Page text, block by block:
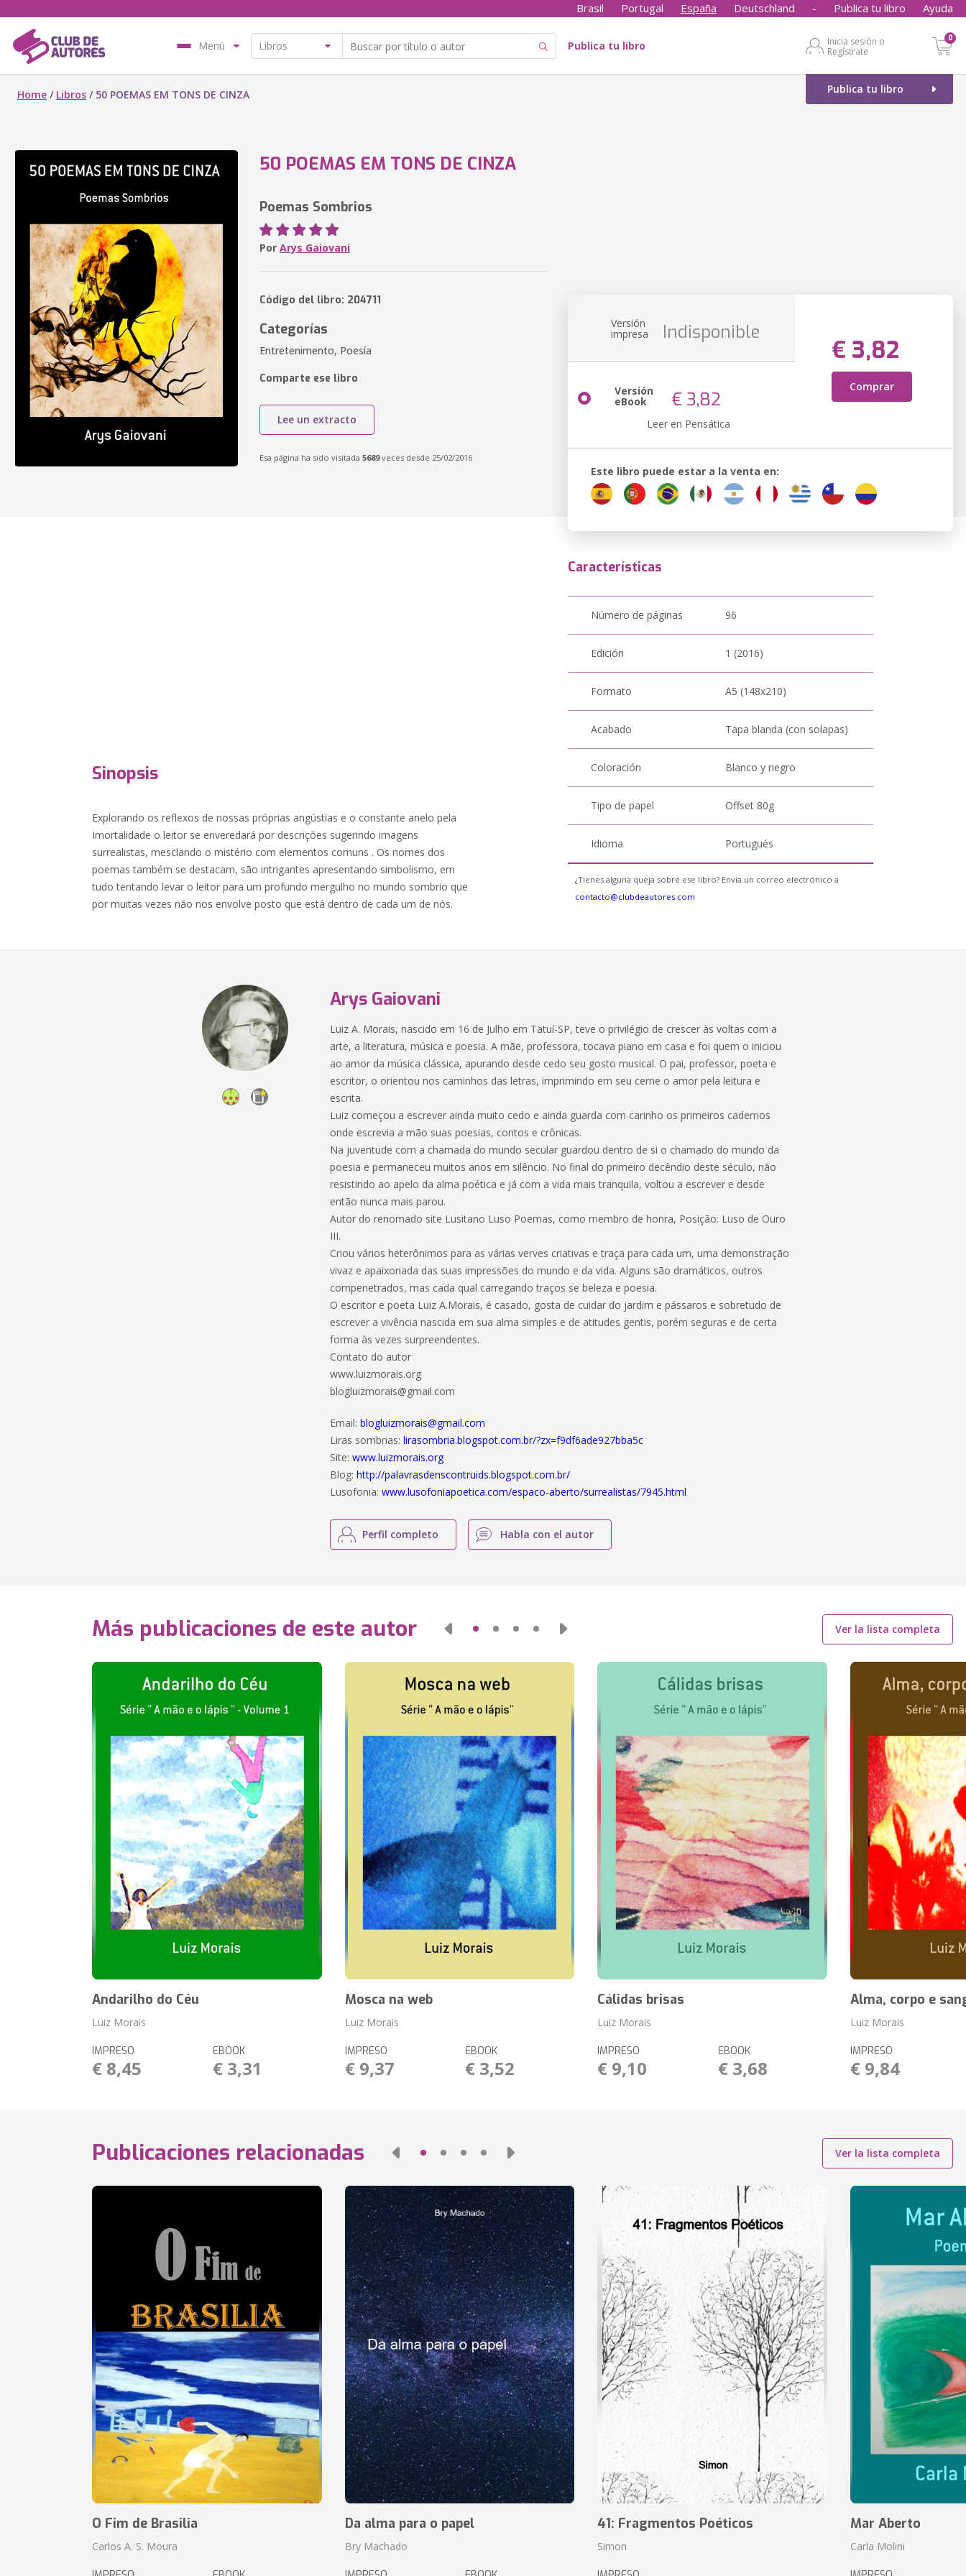
Brasil Portugal España Deutschland - Publica tu libro Ayuda
Menú Publica tu libro
Inicia sesión o
Regístrate
0
Publica tu libro
Home / Libros / 50 POEMAS EM TONS DE CINZA
50 POEMAS EM TONS DE CINZA
Poemas Sombrios
Por Arys Gaiovani
Código del libro: 204711
Categorías
Entretenimento, Poesía
Comparte ese libro
Lee un extracto
Esa página ha sido visitada 5689veces desde 25/02/2016
Versión
impresa Indisponible
€ 3,82
Comprar
Versión
eBook € 3,82
Leer en Pensática
Este libro puede estar a la venta en:
Sinopsis
Explorando os reflexos de nossas próprias angústias e o constante anelo pela
Imortalidade o leitor se enveredará por descrições sugerindo imagens
surrealistas, mesclando o mistério com elementos comuns . Os nomes dos
poemas também se destacam, são intrigantes apresentando simbolismo, em
tudo tentando levar o leitor para um profundo mergulho no mundo sombrio que
por muitas vezes não nos envolve posto que está dentro de cada um de nós.
Características
Número de páginas 96
Edición 1 (2016)
Formato A5 (148x210)
Acabado Tapa blanda (con solapas)
Coloración Blanco y negro
Tipo de papel Offset 80g
Idioma Portugués
¿Tienes alguna queja sobre ese libro? Envía un correo electrónico a
contacto@clubdeautores.com
Arys Gaiovani
Luiz A. Morais, nascido em 16 de Julho em Tatuí-SP, teve o privilégio de crescer às voltas com a
arte, a literatura, música e poesia. A mãe, professora, tocava piano em casa e foi quem o iniciou
ao amor da música clássica, apurando desde cedo seu gosto musical. O pai, professor, poeta e
escritor, o orientou nos caminhos das letras, imprimindo em seu cerne o amor pela leitura e
escrita.
Luiz começou a escrever ainda muito cedo e ainda guarda com carinho os primeiros cadernos
onde escrevia a mão suas poesias, contos e crônicas.
Na juventude com a chamada do mundo secular guardou dentro de si o chamado do mundo da
poesia e permaneceu muitos anos em silêncio. No final do primeiro decêndio deste século, não
resistindo ao apelo da alma poética e já com a vida mais tranquila, voltou a escrever e desde
então nunca mais parou.
Autor do renomado site Lusitano Luso Poemas, como membro de honra, Posição: Luso de Ouro
III.
Criou vários heterônimos para as várias verves criativas e traça para cada um, uma demonstração
vivaz e apaixonada das suas impressões do mundo e da vida. Alguns são dramáticos, outros
compenetrados, mas cada qual carregando traços se beleza e poesia.
O escritor e poeta Luiz A.Morais, é casado, gosta de cuidar do jardim e pássaros e sobretudo de
escrever a vivência nascida em sua alma simples e de atitudes gentis, porém seguras e de certa
forma às vezes surpreendentes.
Contato do autor
www.luizmorais.org
blogluizmorais@gmail.com
Email:blogluizmorais@gmail.com
Liras sombrias:lirasombria.blogspot.com.br/?zx=f9df6ade927bba5c
Site:www.luizmorais.org
Blog:http://palavrasdenscontruids.blogspot.com.br/
Lusofonia:www.lusofoniapoetica.com/espaco-aberto/surrealistas/7945.html
Perfil completo Habla con el autor
Más publicaciones de este autor Ver la lista completa
Andarilho do Céu
Luiz Morais
IMPRESO
€ 8,45
EBOOK
€ 3,31
Mosca na web
Luiz Morais
IMPRESO
€ 9,37
EBOOK
€ 3,52
Cálidas brisas
Luiz Morais
IMPRESO
€ 9,10
EBOOK
€ 3,68
Alma, corpo e
Luiz Morais
IMPRESO
€ 9,84
Publicaciones relacionadas Ver la lista completa
O Fim de Brasilia
Carlos A. S. Moura
Da alma para o papel
Bry Machado
41: Fragmentos Poéticos
Simon
Mar Aberto
Carla Molini